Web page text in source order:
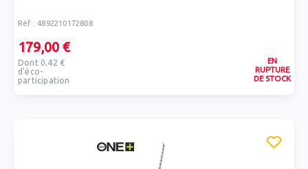
Réf : 4892210172808
179,00 €
Dont 0,42 €
d'éco-
participation
EN
RUPTURE
DE STOCK